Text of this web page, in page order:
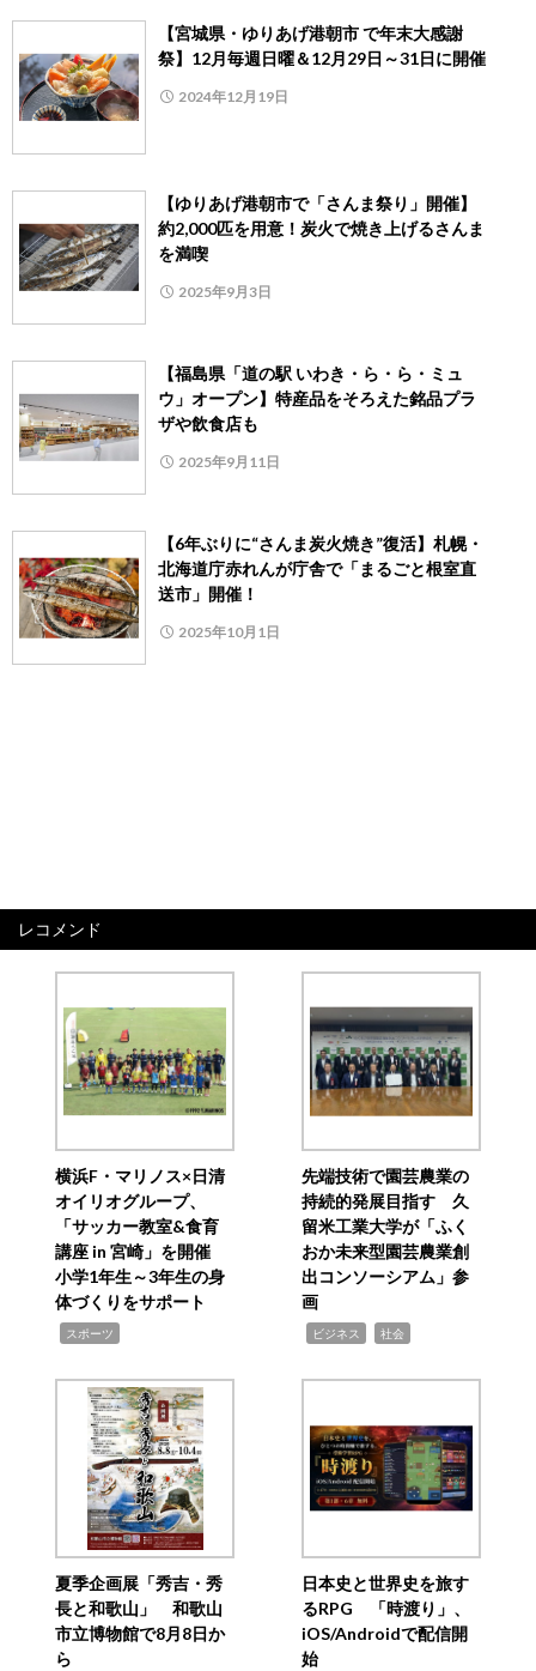
【宮城県・ゆりあげ港朝市 で年末大感謝
祭】12月毎週日曜＆12月29日～31日に開催
2024年12月19日
【ゆりあげ港朝市で「さんま祭り」開催】
約2,000匹を用意！炭火で焼き上げるさんま
を満喫
2025年9月3日
【福島県「道の駅 いわき・ら・ら・ミュ
ウ」オープン】特産品をそろえた銘品プラ
ザや飲食店も
2025年9月11日
【6年ぶりに“さんま炭火焼き”復活】札幌・
北海道庁赤れんが庁舎で「まるごと根室直
送市」開催！
2025年10月1日
レコメンド
横浜F・マリノス×日清
オイリオグループ、
「サッカー教室&食育
講座 in 宮崎」を開催
小学1年生～3年生の身
体づくりをサポート
スポーツ
先端技術で園芸農業の
持続的発展目指す 久
留米工業大学が「ふく
おか未来型園芸農業創
出コンソーシアム」参
画
ビジネス 社会
夏季企画展「秀吉・秀
長と和歌山」 和歌山
市立博物館で8月8日か
ら
日本史と世界史を旅す
るRPG 「時渡り」、
iOS/Androidで配信開
始